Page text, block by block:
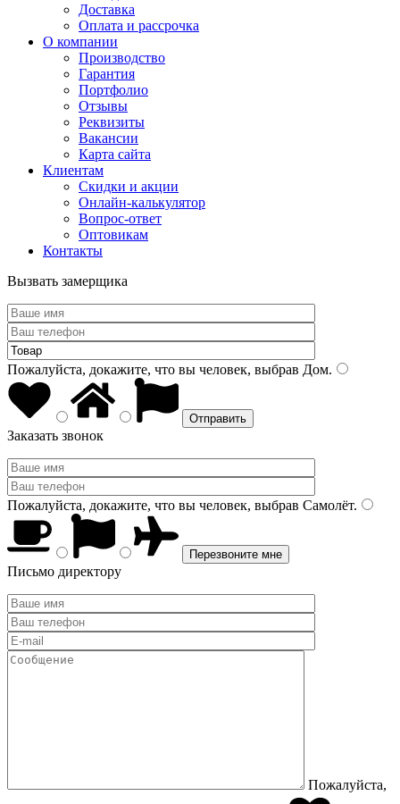
Доставка
Оплата и рассрочка
О компании
Производство
Гарантия
Портфолио
Отзывы
Реквизиты
Вакансии
Карта сайта
Клиентам
Скидки и акции
Онлайн-калькулятор
Вопрос-ответ
Оптовикам
Контакты
Вызвать замерщика
Пожалуйста, докажите, что вы человек, выбрав Дом.
Заказать звонок
Пожалуйста, докажите, что вы человек, выбрав Самолёт.
Письмо директору
Пожалуйста,